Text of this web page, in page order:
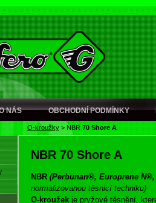
NÁS OBCHODNÍ PODMÍNKY
O-kroužky > NBR 70 Shore A
NBR 70 Shore A
NBR (Perbunan®, Europrene
normalizovanou těsnicí techniku)
O-kroužek je pryžové těsnění,